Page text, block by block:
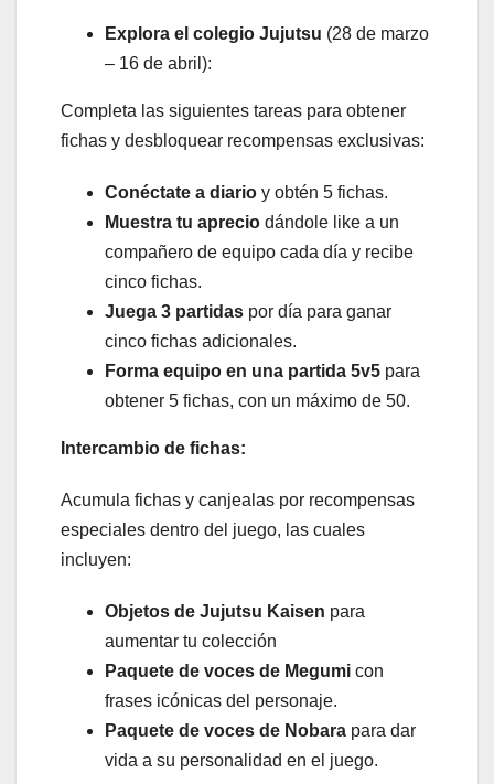
Explora el colegio Jujutsu (28 de marzo
– 16 de abril):
Completa las siguientes tareas para obtener
fichas y desbloquear recompensas exclusivas:
Conéctate a diario y obtén 5 fichas.
Muestra tu aprecio dándole like a un
compañero de equipo cada día y recibe
cinco fichas.
Juega 3 partidas por día para ganar
cinco fichas adicionales.
Forma equipo en una partida 5v5 para
obtener 5 fichas, con un máximo de 50.
Intercambio de fichas:
Acumula fichas y canjealas por recompensas
especiales dentro del juego, las cuales
incluyen:
Objetos de Jujutsu Kaisen para
aumentar tu colección
Paquete de voces de Megumi con
frases icónicas del personaje.
Paquete de voces de Nobara para dar
vida a su personalidad en el juego.